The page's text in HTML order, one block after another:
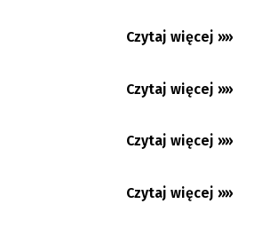
08.08.2026
Czytaj więcej »»
08.08.2026
Czytaj więcej »»
08.08.2026
Czytaj więcej »»
08.08.2026
Czytaj więcej »»